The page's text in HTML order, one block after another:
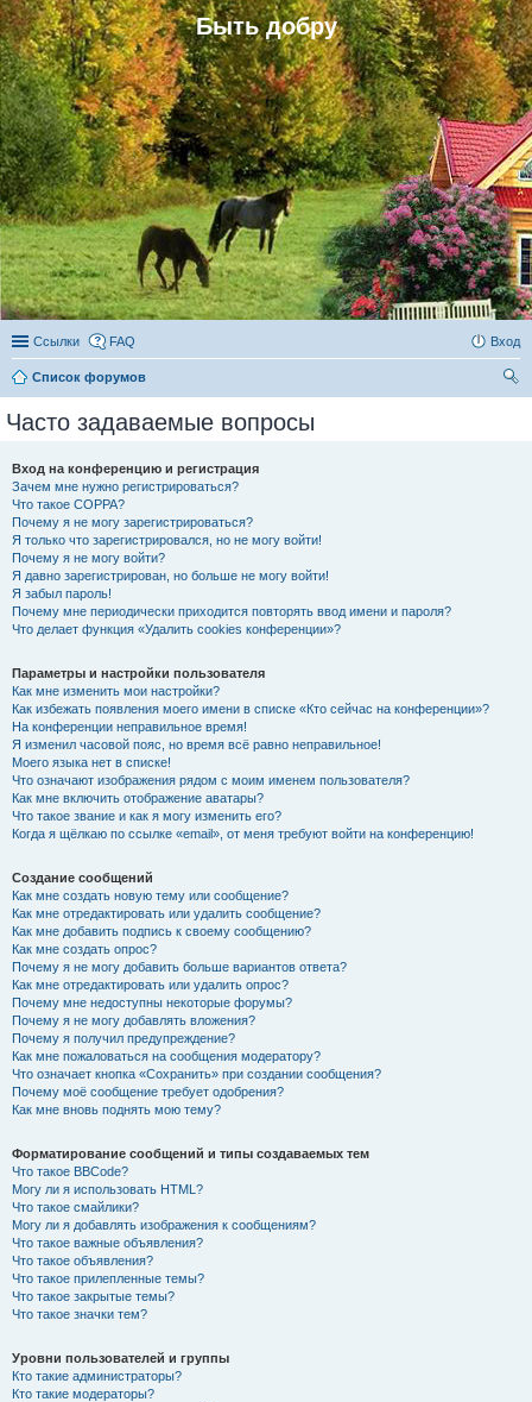
Быть добру
Ссылки FAQ Вход
Список форумов
Часто задаваемые вопросы
Вход на конференцию и регистрация
Зачем мне нужно регистрироваться?
Что такое COPPA?
Почему я не могу зарегистрироваться?
Я только что зарегистрировался, но не могу войти!
Почему я не могу войти?
Я давно зарегистрирован, но больше не могу войти!
Я забыл пароль!
Почему мне периодически приходится повторять ввод имени и пароля?
Что делает функция «Удалить cookies конференции»?
Параметры и настройки пользователя
Как мне изменить мои настройки?
Как избежать появления моего имени в списке «Кто сейчас на конференции»?
На конференции неправильное время!
Я изменил часовой пояс, но время всё равно неправильное!
Моего языка нет в списке!
Что означают изображения рядом с моим именем пользователя?
Как мне включить отображение аватары?
Что такое звание и как я могу изменить его?
Когда я щёлкаю по ссылке «email», от меня требуют войти на конференцию!
Создание сообщений
Как мне создать новую тему или сообщение?
Как мне отредактировать или удалить сообщение?
Как мне добавить подпись к своему сообщению?
Как мне создать опрос?
Почему я не могу добавить больше вариантов ответа?
Как мне отредактировать или удалить опрос?
Почему мне недоступны некоторые форумы?
Почему я не могу добавлять вложения?
Почему я получил предупреждение?
Как мне пожаловаться на сообщения модератору?
Что означает кнопка «Сохранить» при создании сообщения?
Почему моё сообщение требует одобрения?
Как мне вновь поднять мою тему?
Форматирование сообщений и типы создаваемых тем
Что такое BBCode?
Могу ли я использовать HTML?
Что такое смайлики?
Могу ли я добавлять изображения к сообщениям?
Что такое важные объявления?
Что такое объявления?
Что такое прилепленные темы?
Что такое закрытые темы?
Что такое значки тем?
Уровни пользователей и группы
Кто такие администраторы?
Кто такие модераторы?